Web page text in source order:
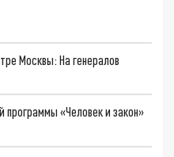
Москвы: На генералов
«Человек и закон»